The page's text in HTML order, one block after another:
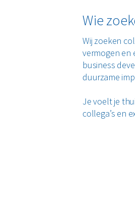
Wie
Wij zoeken
vermogen en
business
duurzame
Je voelt je
collega’s en